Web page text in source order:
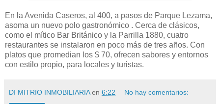
En la Avenida Caseros, al 400, a pasos de Parque Lezama,
asoma un nuevo polo gastronómico . Cerca de clásicos,
como el mítico Bar Británico y la Parrilla 1880, cuatro
restaurantes se instalaron en poco más de tres años. Con
platos que promedian los $ 70, ofrecen sabores y entornos
con estilo propio, para locales y turistas.
DI MITRIO INMOBILIARIA en 6:22 No hay comentarios: